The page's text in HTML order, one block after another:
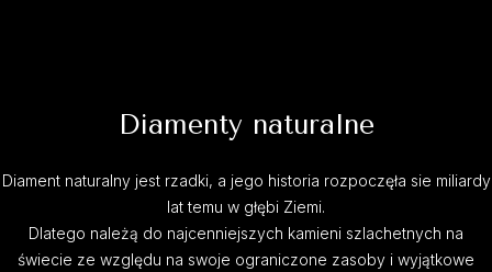
Diamenty naturalne
Diament naturalny jest rzadki, a jego historia rozpoczęła sie miliardy
lat temu w głębi Ziemi.
Dlatego należą do najcenniejszych kamieni szlachetnych na
świecie ze względu na swoje ograniczone zasoby i wyjątkowe